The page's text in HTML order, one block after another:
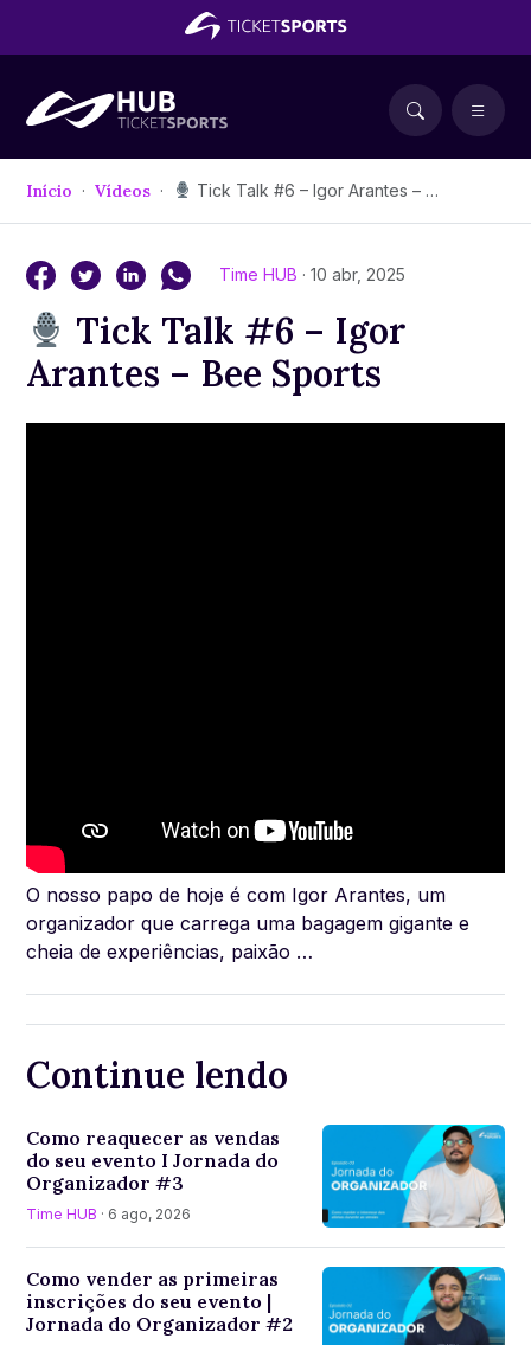
Início Vídeos Tick Talk #6 – Igor Arantes – Bee Sports
Time HUB · 10 abr, 2025
Tick Talk #6 – Igor
Arantes – Bee Sports
O nosso papo de hoje é com Igor Arantes, um
organizador que carrega uma bagagem gigante e
cheia de experiências, paixão …
Continue lendo
Como reaquecer as vendas
do seu evento I Jornada do
Organizador #3
Time HUB · 6 ago, 2026
Como vender as primeiras
inscrições do seu evento |
Jornada do Organizador #2